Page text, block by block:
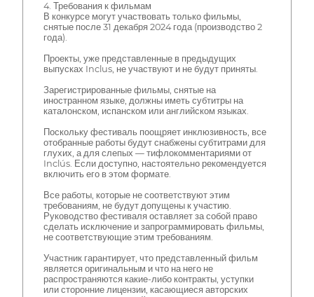
4. Требования к фильмам
В конкурсе могут участвовать только фильмы,
снятые после 31 декабря 2024 года (производство 2
года).
Проекты, уже представленные в предыдущих
выпусках Inclus, не участвуют и не будут приняты.
Зарегистрированные фильмы, снятые на
иностранном языке, должны иметь субтитры на
каталонском, испанском или английском языках.
Поскольку фестиваль поощряет инклюзивность, все
отобранные работы будут снабжены субтитрами для
глухих, а для слепых — тифлокомментариями от
Inclús. Если доступно, настоятельно рекомендуется
включить его в этом формате.
Все работы, которые не соответствуют этим
требованиям, не будут допущены к участию.
Руководство фестиваля оставляет за собой право
сделать исключение и запрограммировать фильмы,
не соответствующие этим требованиям.
Участник гарантирует, что представленный фильм
является оригинальным и что на него не
распространяются какие-либо контракты, уступки
или сторонние лицензии, касающиеся авторских